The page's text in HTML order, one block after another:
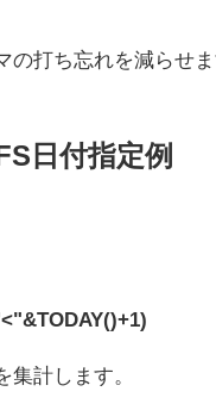
打ち忘れを減らせま
日付指定例
計します。